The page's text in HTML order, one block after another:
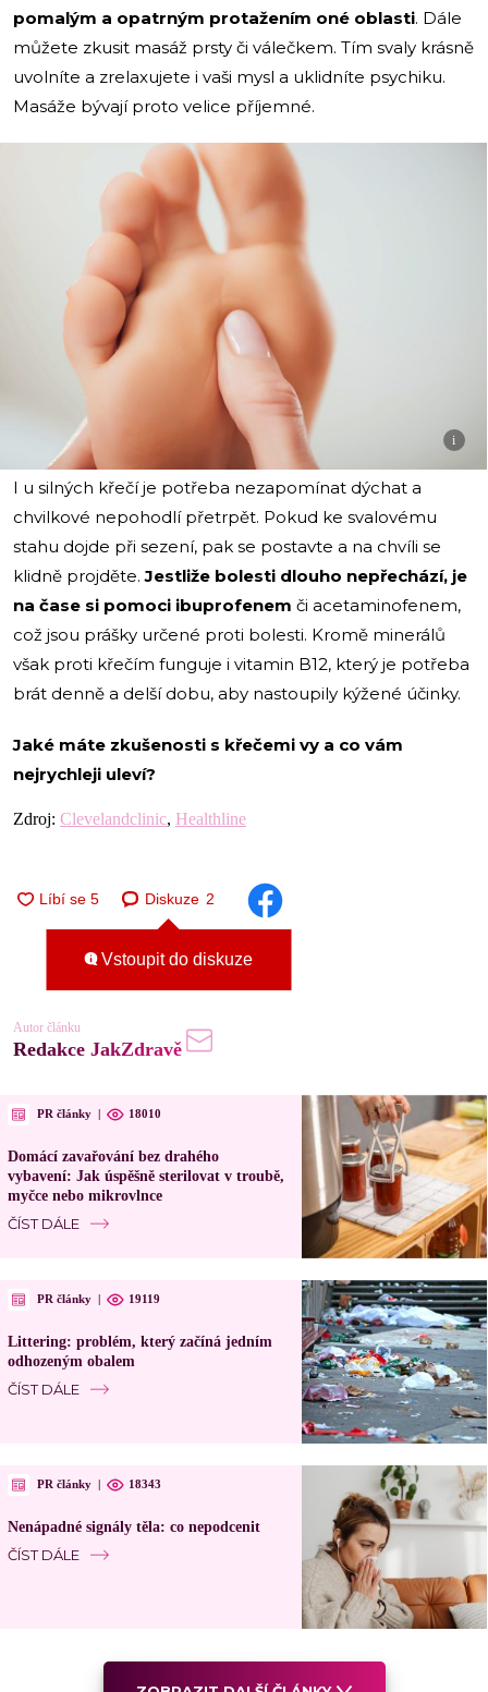
pomalým a opatrným protažením oné oblasti. Dále
můžete zkusit masáž prsty či válečkem. Tím svaly krásně
uvolníte a zrelaxujete i vaši mysl a uklidníte psychiku.
Masáže bývají proto velice příjemné.
i
I u silných křečí je potřeba nezapomínat dýchat a
chvilkové nepohodlí přetrpět. Pokud ke svalovému
stahu dojde při sezení, pak se postavte a na chvíli se
klidně projděte.Jestliže bolesti dlouho nepřechází, je
na čase si pomoci ibuprofenem či acetaminofenem,
což jsou prášky určené proti bolesti. Kromě minerálů
však proti křečím funguje i vitamin B12, který je potřeba
brát denně a delší dobu, aby nastoupily kýžené účinky.
Jaké máte zkušenosti s křečemi vy a co vám
nejrychleji uleví?
Zdroj: Clevelandclinic, Healthline
Diskuze 2
Vstoupit do diskuze
Autor článku
Redakce JakZdravě
PR články | 18010
Domácí zavařování bez drahého
vybavení: Jak úspěšně sterilovat v troubě,
myčce nebo mikrovlnce
ČÍST DÁLE
PR články | 19119
Littering: problém, který začíná jedním
odhozeným obalem
ČÍST DÁLE
PR články | 18343
Nenápadné signály těla: co nepodcenit
ČÍST DÁLE